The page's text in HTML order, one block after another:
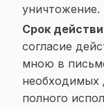
уничтожение.
Срок
согласие
мною в
необходимых
полного